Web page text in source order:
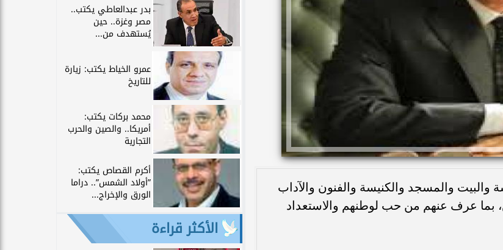
والمسجد والكنيسة والفنون والآداب
بما عرف عنهم من حب لوطنهم والاستعداد
بدر عبدالعاطي يكتب..
مصر وغزة.. حين
يُستهدف من...
عمرو الخياط يكتب: زيارة
للتاريخ
محمد بركات يكتب:
أمريكا.. والصين والحرب
التجارية
أكرم القصاص يكتب:
”أولاد الشمس”.. دراما
الورق والإخراج...
الأكثر قراءة